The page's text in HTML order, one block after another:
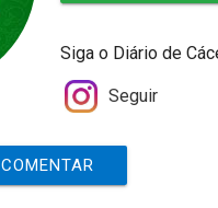
Siga o Diário de
Seguir
COMENTAR